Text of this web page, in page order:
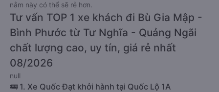
nằm này có thể sẽ rẻ hơn.
Tư vấn TOP 1 xe khách đi Bù Gia Mập -
Bình Phước từ Tư Nghĩa - Quảng Ngãi
chất lượng cao, uy tín, giá rẻ nhất
08/2026
null
🚌 1. Xe Quốc Đạt khởi hành tại Quốc Lộ 1A